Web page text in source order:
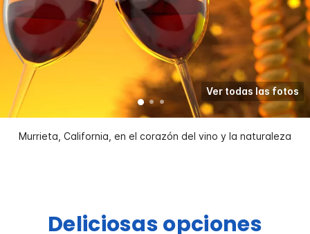
Murrieta, California, en el corazón del vino y la naturaleza
Ver todas las fotos
Deliciosas opciones